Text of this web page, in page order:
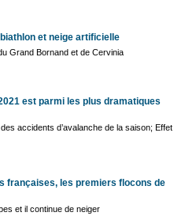
et neige artificielle
Grand Bornand et de Cervinia
est parmi les plus dramatiques
accidents d’avalanche de la saison; Effet
françaises, les premiers flocons de
et il continue de neiger